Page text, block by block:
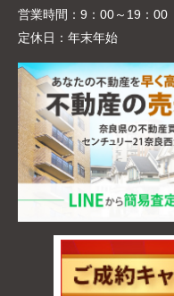
営業時間： 9：00～19：00
定休日： 年末年始